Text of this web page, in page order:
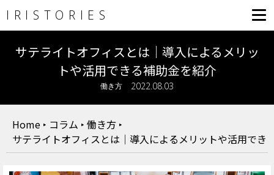
IRISTORIES
サテライトオフィスとは｜導入によるメリッ
トや活用できる補助金を紹介
働き方 2022.08.03
Home ‣ コラム ‣ 働き方 ‣
サテライトオフィスとは｜導入によるメリットや活用でき